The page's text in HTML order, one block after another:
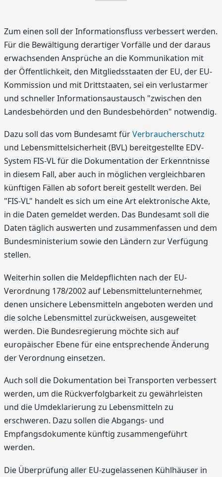
Zum einen soll der Informationsfluss verbessert werden.
Für die Bewältigung derartiger Vorfälle und der daraus
erwachsenden Ansprüche an die Kommunikation mit
der Öffentlichkeit, den Mitgliedsstaaten der EU, der EU-
Kommission und mit Drittstaaten, sei ein verlustarmer
und schneller Informationsaustausch "zwischen den
Landesbehörden und den Bundesbehörden" notwendig.
Dazu soll das vom Bundesamt fürVerbraucherschutz
und Lebensmittelsicherheit (BVL) bereitgestellte EDV-
System FIS-VL für die Dokumentation der Erkenntnisse
in diesem Fall, aber auch in möglichen vergleichbaren
künftigen Fällen ab sofort bereit gestellt werden. Bei
"FIS-VL" handelt es sich um eine Art elektronische Akte,
in die Daten gemeldet werden. Das Bundesamt soll die
Daten täglich auswerten und zusammenfassen und dem
Bundesministerium sowie den Ländern zur Verfügung
stellen.
Weiterhin sollen die Meldepflichten nach der EU-
Verordnung 178/2002 auf Lebensmittelunternehmer,
denen unsichere Lebensmitteln angeboten werden und
die solche Lebensmittel zurückweisen, ausgeweitet
werden. Die Bundesregierung möchte sich auf
europäischer Ebene für eine entsprechende Änderung
der Verordnung einsetzen.
Auch soll die Dokumentation bei Transporten verbessert
werden, um die Rückverfolgbarkeit zu gewährleisten
und die Umdeklarierung zu Lebensmitteln zu
erschweren. Dazu sollen die Abgangs- und
Empfangsdokumente künftig zusammengeführt
werden.
Die Überprüfung aller EU-zugelassenen Kühlhäuser in